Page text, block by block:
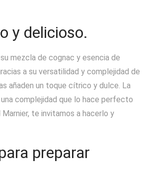
y delicioso.
mezcla de cognac y esencia de
a su versatilidad y complejidad de
añaden un toque cítrico y dulce. La
complejidad que lo hace perfecto
te invitamos a hacerlo y
preparar